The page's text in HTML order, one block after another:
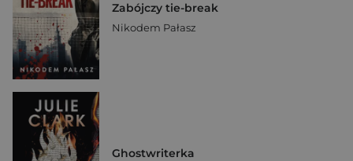
Zabójczy tie-break
Nikodem Pałasz
Ghostwriterka